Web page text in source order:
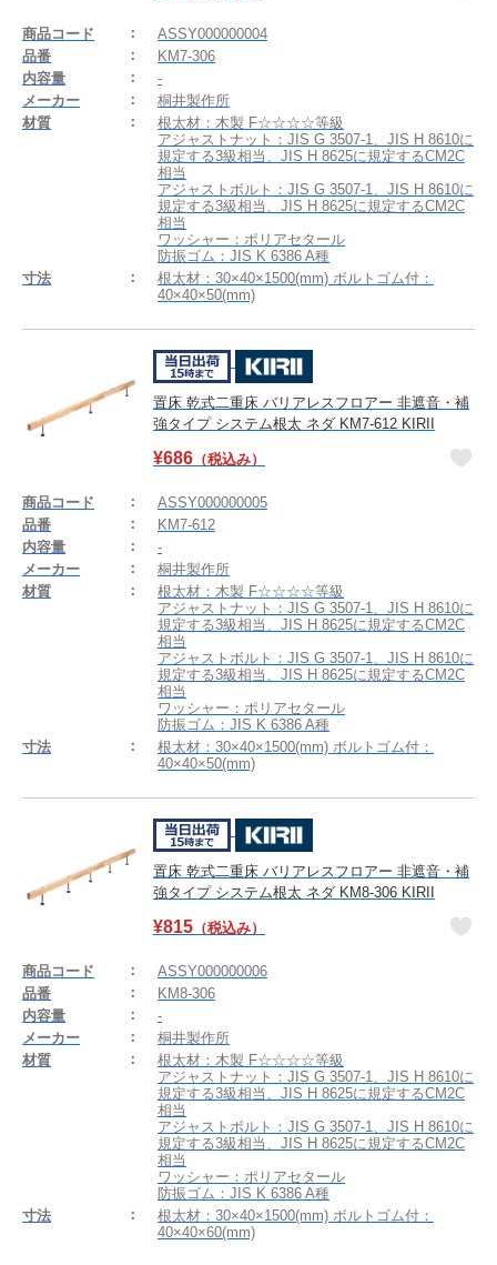
商品コード
ASSY000000004
品番
KM7-306
内容量
-
メーカー
桐井製作所
材質
根太材：木製 F☆☆☆☆等級
アジャストナット：JIS G 3507-1、JIS H 8610に
規定する3級相当、JIS H 8625に規定するCM2C
相当
アジャストボルト：JIS G 3507-1、JIS H 8610に
規定する3級相当、JIS H 8625に規定するCM2C
相当
ワッシャー：ポリアセタール
防振ゴム：JIS K 6386 A種
寸法
根太材：30×40×1500(mm) ボルトゴム付：
40×40×50(mm)
置床 乾式二重床 バリアレスフロアー 非遮音・補
強タイプ システム根太 ネダ KM7-612 KIRII
¥686 （税込み）
商品コード
ASSY000000005
品番
KM7-612
内容量
-
メーカー
桐井製作所
材質
根太材：木製 F☆☆☆☆等級
アジャストナット：JIS G 3507-1、JIS H 8610に
規定する3級相当、JIS H 8625に規定するCM2C
相当
アジャストボルト：JIS G 3507-1、JIS H 8610に
規定する3級相当、JIS H 8625に規定するCM2C
相当
ワッシャー：ポリアセタール
防振ゴム：JIS K 6386 A種
寸法
根太材：30×40×1500(mm) ボルトゴム付：
40×40×50(mm)
置床 乾式二重床 バリアレスフロアー 非遮音・補
強タイプ システム根太 ネダ KM8-306 KIRII
¥815 （税込み）
商品コード
ASSY000000006
品番
KM8-306
内容量
-
メーカー
桐井製作所
材質
根太材：木製 F☆☆☆☆等級
アジャストナット：JIS G 3507-1、JIS H 8610に
規定する3級相当、JIS H 8625に規定するCM2C
相当
アジャストボルト：JIS G 3507-1、JIS H 8610に
規定する3級相当、JIS H 8625に規定するCM2C
相当
ワッシャー：ポリアセタール
防振ゴム：JIS K 6386 A種
寸法
根太材：30×40×1500(mm) ボルトゴム付：
40×40×60(mm)